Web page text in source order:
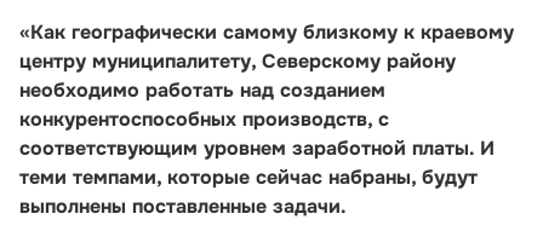
«Как географически самому близкому к краевому
центру муниципалитету, Северскому району
необходимо работать над созданием
конкурентоспособных производств, с
соответствующим уровнем заработной платы. И
теми темпами, которые сейчас набраны, будут
выполнены поставленные задачи.